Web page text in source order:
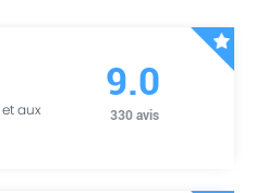
et aux
9.0
330 avis